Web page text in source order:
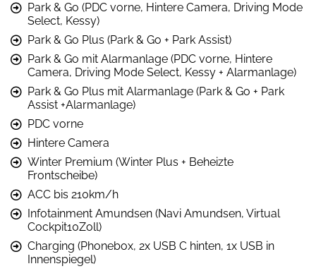
Park & Go (PDC vorne, Hintere Camera, Driving Mode
Select, Kessy)
Park & Go Plus (Park & Go + Park Assist)
Park & Go mit Alarmanlage (PDC vorne, Hintere
Camera, Driving Mode Select, Kessy + Alarmanlage)
Park & Go Plus mit Alarmanlage (Park & Go + Park
Assist +Alarmanlage)
PDC vorne
Hintere Camera
Winter Premium (Winter Plus + Beheizte
Frontscheibe)
ACC bis 210km/h
Infotainment Amundsen (Navi Amundsen, Virtual
Cockpit10Zoll)
Charging (Phonebox, 2x USB C hinten, 1x USB in
Innenspiegel)